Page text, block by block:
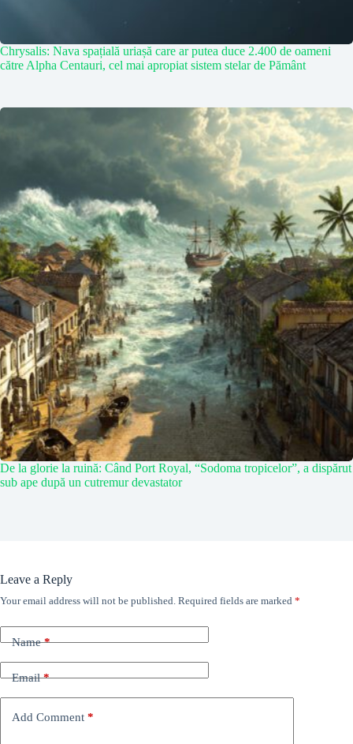
Chrysalis: Nava spațială uriașă care ar putea duce 2.400 de oameni
către Alpha Centauri, cel mai apropiat sistem stelar de Pământ
De la glorie la ruină: Când Port Royal, “Sodoma tropicelor”, a dispărut
sub ape după un cutremur devastator
Leave a Reply
Your email address will not be published. Required fields are marked *
Name*
Email*
Add Comment *